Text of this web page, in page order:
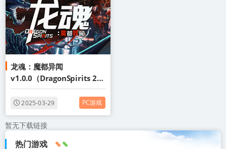
龙魂：魔都异闻
v1.0.0（DragonSpirits 2）
免安装中文版
2025-03-29 PC游戏
暂无下载链接
热门游戏